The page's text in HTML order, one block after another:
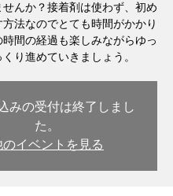
せんか？接着剤は使わず、初め
法なのでとても時間がかかり
時間の経過も楽しみながらゆっ
くり進めていきましょう。
みの受付は終了しまし
た。
のイベントを見る